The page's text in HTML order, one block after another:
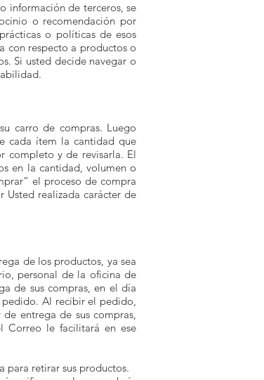
información de terceros, se
o recomendación por
o políticas de esos
con respecto a productos o
Si usted decide navegar o
carro de compras. Luego
cada ítem la cantidad que
completo y de revisarla. El
en la cantidad, volumen o
el proceso de compra
realizada carácter de
de los productos, ya sea
personal de la oficina de
de sus compras, en el día
pedido. Al recibir el pedido,
entrega de sus compras,
Correo le facilitará en ese
para retirar sus productos.